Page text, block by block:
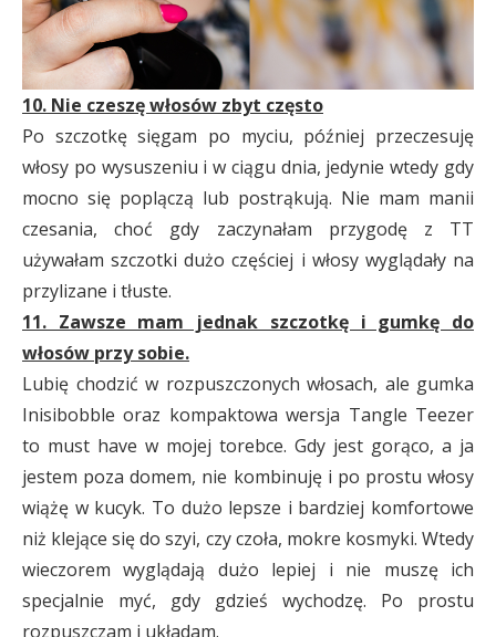
10. Nie czeszę włosów zbyt często
Po szczotkę sięgam po myciu, później przeczesuję
włosy po wysuszeniu i w ciągu dnia, jedynie wtedy gdy
mocno się poplączą lub postrąkują. Nie mam manii
czesania, choć gdy zaczynałam przygodę z TT
używałam szczotki dużo częściej i włosy wyglądały na
przylizane i tłuste.
11. Zawsze mam jednak szczotkę i gumkę do
włosów przy sobie.
Lubię chodzić w rozpuszczonych włosach, ale gumka
Inisibobble oraz kompaktowa wersja Tangle Teezer
to must have w mojej torebce. Gdy jest gorąco, a ja
jestem poza domem, nie kombinuję i po prostu włosy
wiążę w kucyk. To dużo lepsze i bardziej komfortowe
niż klejące się do szyi, czy czoła, mokre kosmyki. Wtedy
wieczorem wyglądają dużo lepiej i nie muszę ich
specjalnie myć, gdy gdzieś wychodzę. Po prostu
rozpuszczam i układam.